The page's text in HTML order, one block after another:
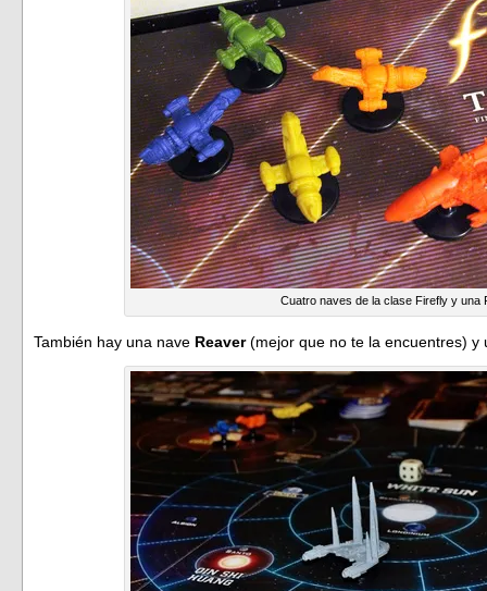
Cuatro naves de la clase Firefly y una
También hay una nave Reaver(mejor que no te la encuentres) y